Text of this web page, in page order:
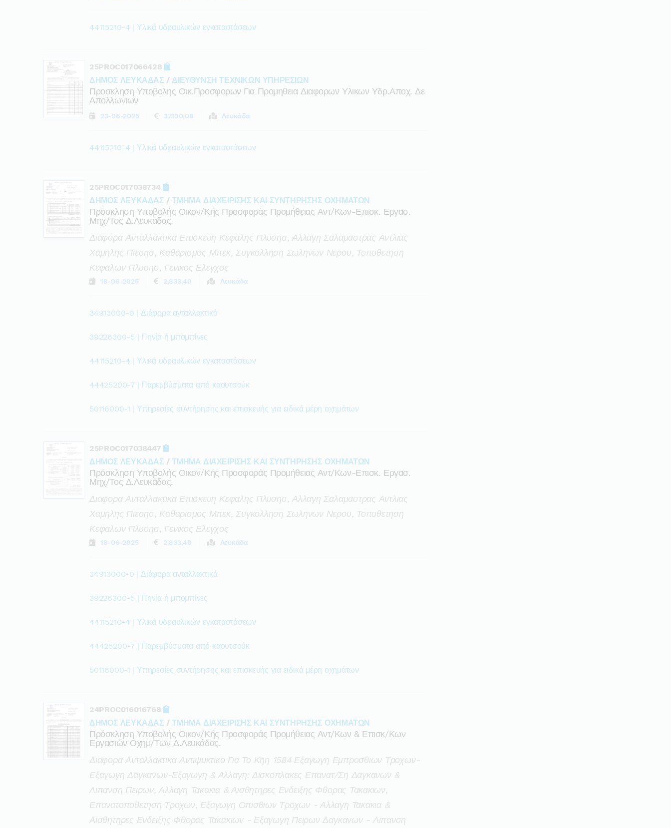
44115210-4 | Υλικά υδραυλικών εγκαταστάσεων
25PROC017066428
ΔΗΜΟΣ ΛΕΥΚΑΔΑΣ / ΔΙΕΥΘΥΝΣΗ ΤΕΧΝΙΚΩΝ ΥΠΗΡΕΣΙΩΝ
Προσκληση Υποβολης Οικ.προσφορων Για Προμηθεια Διαφορων Υλικων Υδρ.αποχ. Δε
Απολλωνιων
23-06-2025 37.190,08 Λευκάδα
44115210-4 | Υλικά υδραυλικών εγκαταστάσεων
25PROC017038734
ΔΗΜΟΣ ΛΕΥΚΑΔΑΣ /ΤΜΗΜΑ ΔΙΑΧΕΙΡΙΣΗΣ ΚΑΙ ΣΥΝΤΗΡΗΣΗΣ ΟΧΗΜΑΤΩΝ
Πρόσκληση Υποβολής Οικον/κής Προσφοράς Προμήθειας Αντ/κων-Επισκ. Εργασ.
Μηχ/τος Δ.λευκάδας.
Διαφορα Ανταλλακτικα Επισκευη Κεφαλης Πλυσησ, Αλλαγη Σαλαμαστρας Αντλιας
Χαμηλης Πιεσησ, Καθαρισμος Μπεκ, Συγκολληση Σωληνων Νερου, Τοποθετηση
Κεφαλων Πλυσησ, Γενικος Ελεγχος
18-06-2025 2.833,40 Λευκάδα
34913000-0 | Διάφορα ανταλλακτικά
39226300-5 | Πηνία ή μπομπίνες
44115210-4 | Υλικά υδραυλικών εγκαταστάσεων
44425200-7 | Παρεμβύσματα από καουτσούκ
50116000-1 | Υπηρεσίες συντήρησης και επισκευής για ειδικά μέρη οχημάτων
25PROC017038447
ΔΗΜΟΣ ΛΕΥΚΑΔΑΣ /ΤΜΗΜΑ ΔΙΑΧΕΙΡΙΣΗΣ ΚΑΙ ΣΥΝΤΗΡΗΣΗΣ ΟΧΗΜΑΤΩΝ
Πρόσκληση Υποβολής Οικον/κής Προσφοράς Προμήθειας Αντ/κων-Επισκ. Εργασ.
Μηχ/τος Δ.λευκάδας.
Διαφορα Ανταλλακτικα Επισκευη Κεφαλης Πλυσησ, Αλλαγη Σαλαμαστρας Αντλιας
Χαμηλης Πιεσησ, Καθαρισμος Μπεκ, Συγκολληση Σωληνων Νερου, Τοποθετηση
Κεφαλων Πλυσησ, Γενικος Ελεγχος
18-06-2025 2.833,40 Λευκάδα
34913000-0 | Διάφορα ανταλλακτικά
39226300-5 | Πηνία ή μπομπίνες
44115210-4 | Υλικά υδραυλικών εγκαταστάσεων
44425200-7 | Παρεμβύσματα από καουτσούκ
50116000-1 | Υπηρεσίες συντήρησης και επισκευής για ειδικά μέρη οχημάτων
24PROC016016768
ΔΗΜΟΣ ΛΕΥΚΑΔΑΣ /ΤΜΗΜΑ ΔΙΑΧΕΙΡΙΣΗΣ ΚΑΙ ΣΥΝΤΗΡΗΣΗΣ ΟΧΗΜΑΤΩΝ
Πρόσκληση Υποβολής Οικον/κής Προσφοράς Προμήθειας Αντ/κων & Επισκ/κων
Εργασιών Οχημ/των Δ.λευκάδας.
Διαφορα Ανταλλακτικα Αντιψυκτικο Για Το Κηη 1584 Εξαγωγη Εμπροσθιων Τροχων-
Εξαγωγη Δαγκανων-Εξαγωγη & Αλλαγη: Δισκοπλακες Επανατ/ση Δαγκανων &
Λιπανση Πειρων, Αλλαγη Τακακια & Αισθητηρες Ενδειξης Φθορας Τακακιων,
Επανατοποθετηση Τροχων, Εξαγωγη Οπισθιων Τροχων - Αλλαγη Τακακια &
Αισθητηρες Ενδειξης Φθορας Τακακιων - Εξαγωγη Πειρων Δαγκανων - Λιπανση